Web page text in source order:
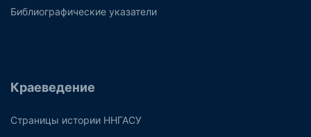
Библиографические указатели
Краеведение
Страницы истории ННГАСУ